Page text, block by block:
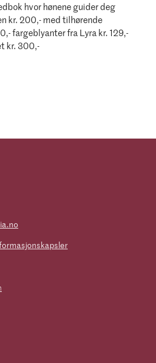
hvor hønene guider deg
kr. 200,- med tilhørende
fargeblyanter fra Lyra kr. 129,-
kr. 300,-